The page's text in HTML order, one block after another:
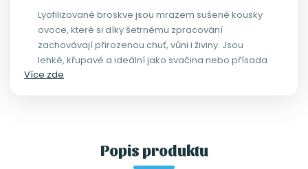
Lyofilizované broskve jsou mrazem sušené kousky
ovoce, které si díky šetrnému zpracování
zachovávají přirozenou chuť, vůni i živiny. Jsou
lehké, křupavé a ideální jako svačina nebo přísada
do kaší, jogurtů či dezertů.
Více zde
Popis produktu